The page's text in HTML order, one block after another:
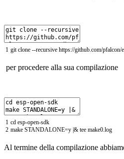
1 gitclone --recursive https://github.com/pfalcon/
per procedere alla sua compilazione
1
2
cd esp-open-sdk
make STANDALONE=y |& tee make0 log
Al termine della compilazione